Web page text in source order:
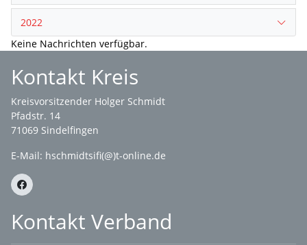
2022
Keine Nachrichten verfügbar.
Kontakt Kreis
Kreisvorsitzender Holger Schmidt
Pfadstr. 14
71069 Sindelfingen
E-Mail: hschmidtsifi(@)t-online.de
Kontakt Verband